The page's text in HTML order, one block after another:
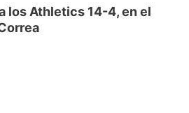
los Athletics 14-4, en el